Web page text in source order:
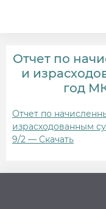
Отчет по
и
год
Отчет по
израсходованным
9/2 — Скачать